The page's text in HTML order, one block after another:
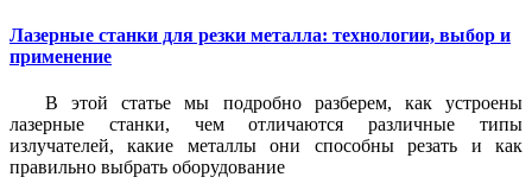
Лазерные станки для резки металла: технологии, выбор и
применение
В этой статье мы подробно разберем, как устроены
лазерные станки, чем отличаются различные типы
излучателей, какие металлы они способны резать и как
правильно выбрать оборудование